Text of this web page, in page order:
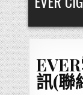
to
content
訊(聯